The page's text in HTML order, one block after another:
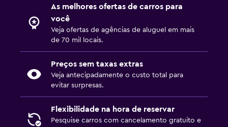
As melhores ofertas de carros para
você
Veja ofertas de agências de aluguel em mais
de 70 mil locais.
Preços sem taxas extras
Veja antecipadamente o custo total para
evitar surpresas.
Flexibilidade na hora de reservar
Pesquise carros com cancelamento gratuito e